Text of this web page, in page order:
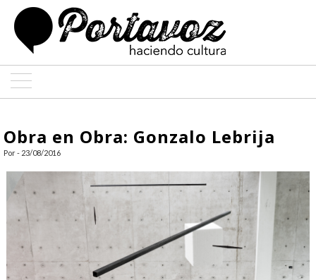
ARQUITECTURA
COLABORADORES
Obra en Obra: Gonzalo Lebrija
Por - 23/08/2016